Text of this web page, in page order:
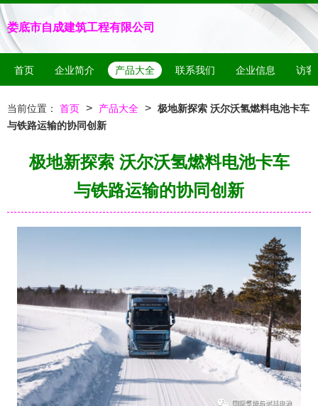
娄底市自成建筑工程有限公司
首页 企业简介 产品大全 联系我们 企业信息 访客
当前位置： 首页 > 产品大全 > 极地新探索 沃尔沃氢燃料电池卡车
与铁路运输的协同创新
极地新探索 沃尔沃氢燃料电池卡车
与铁路运输的协同创新